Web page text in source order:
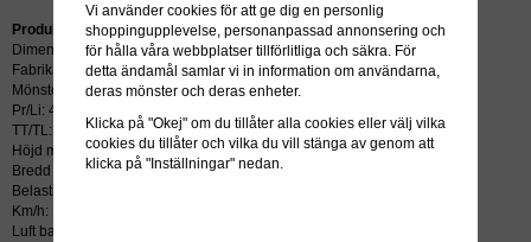
Produktbeskrivning:
Dimension: 100/60-12
Fabrikat: DURO
Mönster: DM1092
Pr/Li: 45J
TT/TL: TL (slang krävs ej)
Höjd mm: 436
Bredd mm: 98
Belastning kg/psi: 165
Km/h: 100
Luft bar: 2.70
Vi använder cookies för att ge dig en personlig
shoppingupplevelse, personanpassad annonsering och
för hålla våra webbplatser tillförlitliga och säkra. För
detta ändamål samlar vi in information om användarna,
deras mönster och deras enheter.
Klicka på "Okej" om du tillåter alla cookies eller välj vilka
cookies du tillåter och vilka du vill stänga av genom att
klicka på "Inställningar" nedan.